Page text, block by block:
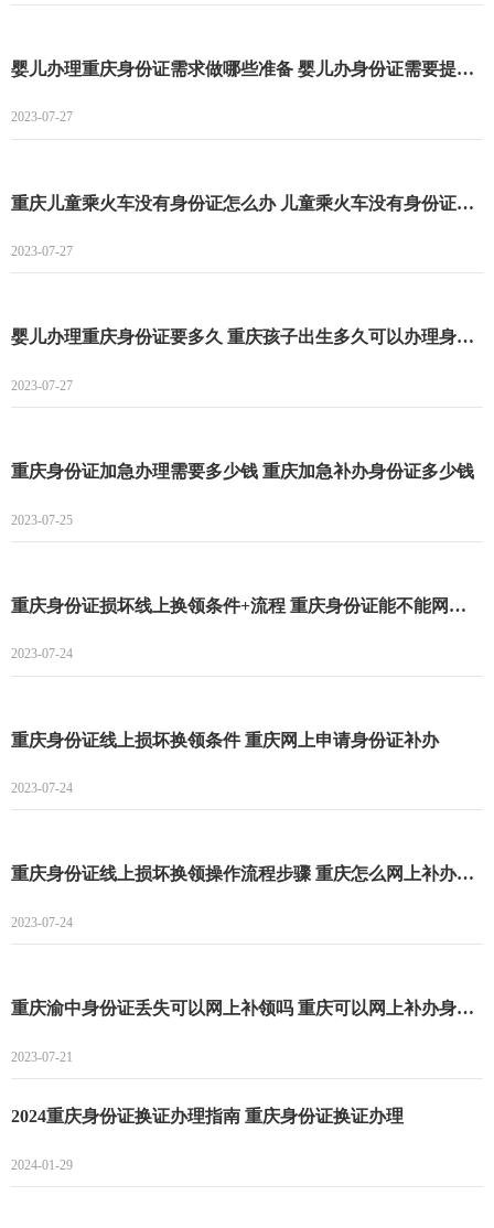
婴儿办理重庆身份证需求做哪些准备 婴儿办身份证需要提供什么资料
2023-07-27
重庆儿童乘火车没有身份证怎么办 儿童乘火车没有身份证怎么乘
2023-07-27
婴儿办理重庆身份证要多久 重庆孩子出生多久可以办理身份证
2023-07-27
重庆身份证加急办理需要多少钱 重庆加急补办身份证多少钱
2023-07-25
重庆身份证损坏线上换领条件+流程 重庆身份证能不能网上补办
2023-07-24
重庆身份证线上损坏换领条件 重庆网上申请身份证补办
2023-07-24
重庆身份证线上损坏换领操作流程步骤 重庆怎么网上补办身份证
2023-07-24
重庆渝中身份证丢失可以网上补领吗 重庆可以网上补办身份证吗
2023-07-21
2024重庆身份证换证办理指南 重庆身份证换证办理
2024-01-29